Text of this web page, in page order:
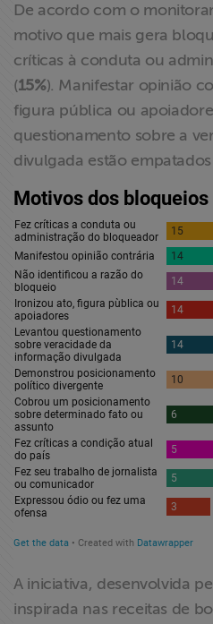
De acordo com o
motivo que mais gera
críticas à conduta ou
(15%). Manifestar opinião
figura pública ou
questionamento sobre a
divulgada estão
A iniciativa, desenvolvida
inspirada nas receitas de